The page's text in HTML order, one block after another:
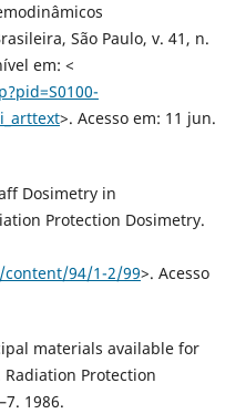
São Paulo, v. 41, n.
em: <
>. Acesso em: 11 jun.
Dosimetry in
Protection Dosimetry.
94/1-2/99>. Acesso
materials available for
Protection
1986.